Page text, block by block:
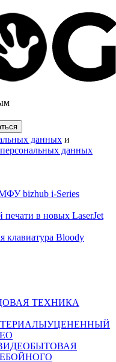
данных и
данных
bizhub i-Series
печати в новых LaserJet
клавиатура Bloody
ТЕХНИКА
УЦЕНЕННЫЙ
БЫТОВАЯ